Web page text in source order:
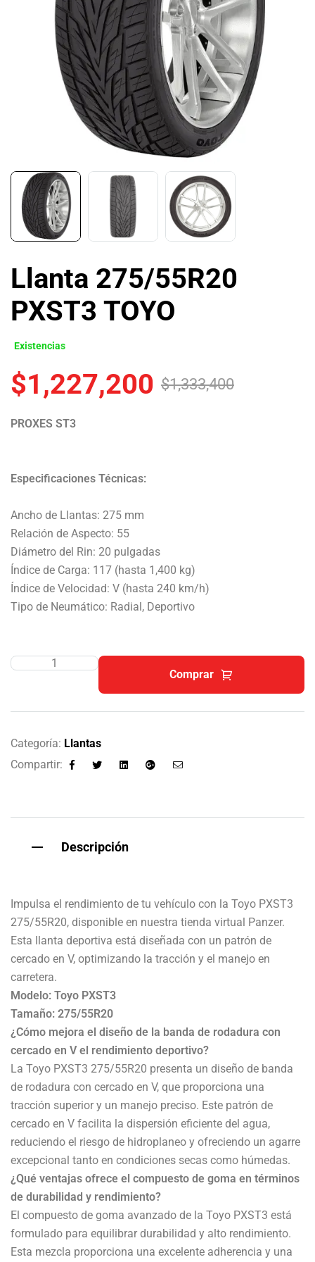
Llanta 275/55R20
PXST3 TOYO
Existencias
$1,333,400
$1,227,200
PROXES ST3
Especificaciones Técnicas:
Ancho de Llantas: 275 mm
Relación de Aspecto: 55
Diámetro del Rin: 20 pulgadas
Índice de Carga: 117 (hasta 1,400 kg)
Índice de Velocidad: V (hasta 240 km/h)
Tipo de Neumático: Radial, Deportivo
Comprar
Categoría: Llantas
Compartir:
Descripción
Impulsa el rendimiento de tu vehículo con la Toyo PXST3
275/55R20, disponible en nuestra tienda virtual Panzer.
Esta llanta deportiva está diseñada con un patrón de
cercado en V, optimizando la tracción y el manejo en
carretera.
Modelo: Toyo PXST3
Tamaño: 275/55R20
¿Cómo mejora el diseño de la banda de rodadura con
cercado en V el rendimiento deportivo?
La Toyo PXST3 275/55R20 presenta un diseño de banda
de rodadura con cercado en V, que proporciona una
tracción superior y un manejo preciso. Este patrón de
cercado en V facilita la dispersión eficiente del agua,
reduciendo el riesgo de hidroplaneo y ofreciendo un agarre
excepcional tanto en condiciones secas como húmedas.
¿Qué ventajas ofrece el compuesto de goma en términos
de durabilidad y rendimiento?
El compuesto de goma avanzado de la Toyo PXST3 está
formulado para equilibrar durabilidad y alto rendimiento.
Esta mezcla proporciona una excelente adherencia y una